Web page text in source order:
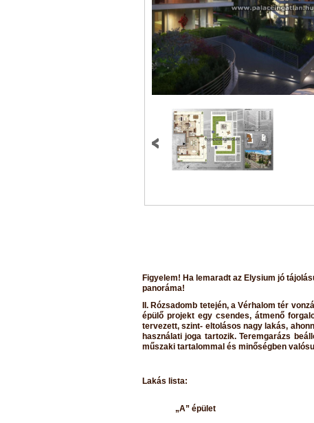
Figyelem! Ha lemaradt az Elysium jó
panoráma!
II. Rózsadomb tetején, a Vérhalom tér
épülő projekt egy csendes, átmenő
tervezett, szint- eltolásos nagy lakás,
használati joga tartozik. Teremgarázs
műszaki tartalommal és minőségben
Lakás lista:
„A” épület